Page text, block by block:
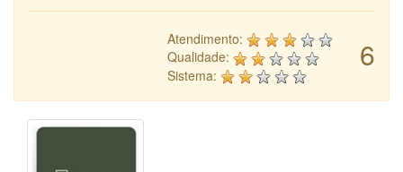
6
Atendimento:
Qualidade:
Sistema: